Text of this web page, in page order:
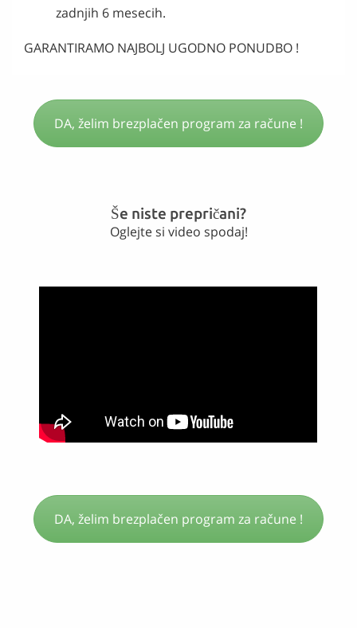
zadnjih 6 mesecih.
GARANTIRAMO NAJBOLJ UGODNO PONUDBO !
DA, želim brezplačen program za račune !
Še niste prepričani?
Oglejte si video spodaj!
DA, želim brezplačen program za račune !